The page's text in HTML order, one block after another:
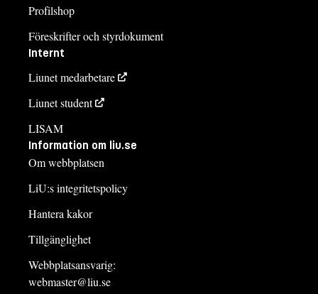
Profilshop
Föreskrifter och styrdokument
Internt
Liunet medarbetare
Liunet student
LISAM
Information om liu.se
Om webbplatsen
LiU:s integritetspolicy
Hantera kakor
Tillgänglighet
Webbplatsansvarig:
webmaster@liu.se